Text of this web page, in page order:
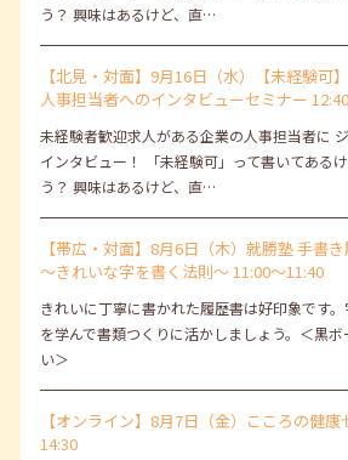
う？ 興味はあるけど、直…
【北見・対面】9月16日（水）【未経験可
人事担当者へのインタビューセミナー
未経験者歓迎求人がある企業の人事担当者に
インタビュー！ 「未経験可」って書いてある
う？ 興味はあるけど、直…
【帯広・対面】8月6日（木）就勝塾 手書
～きれいな字を書く法則～ 11:00～11:40
きれいに丁寧に書かれた履歴書は好印象です
を学んで書類つくりに活かしましょう。＜黒
い＞
【オンライン】8月7日（金）こころの健
14:30